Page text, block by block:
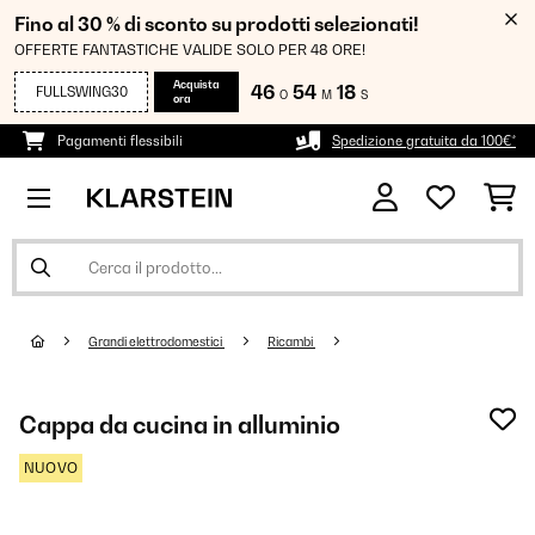
Fino al 30 % di sconto su prodotti selezionati!
OFFERTE FANTASTICHE VALIDE SOLO PER 48 ORE!
FULLSWING30
Acquista
ora
46 O 54 M 17 S
Pagamenti flessibili Spedizione gratuita da 100€*
Grandi elettrodomestici Ricambi
Cappa da cucina in alluminio
NUOVO